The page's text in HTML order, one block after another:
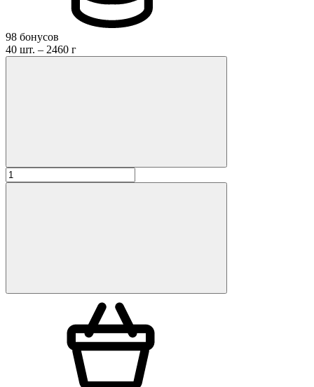
98 бонусов
40 шт. – 2460 г